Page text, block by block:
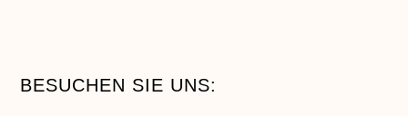
BESUCHEN SIE UNS: